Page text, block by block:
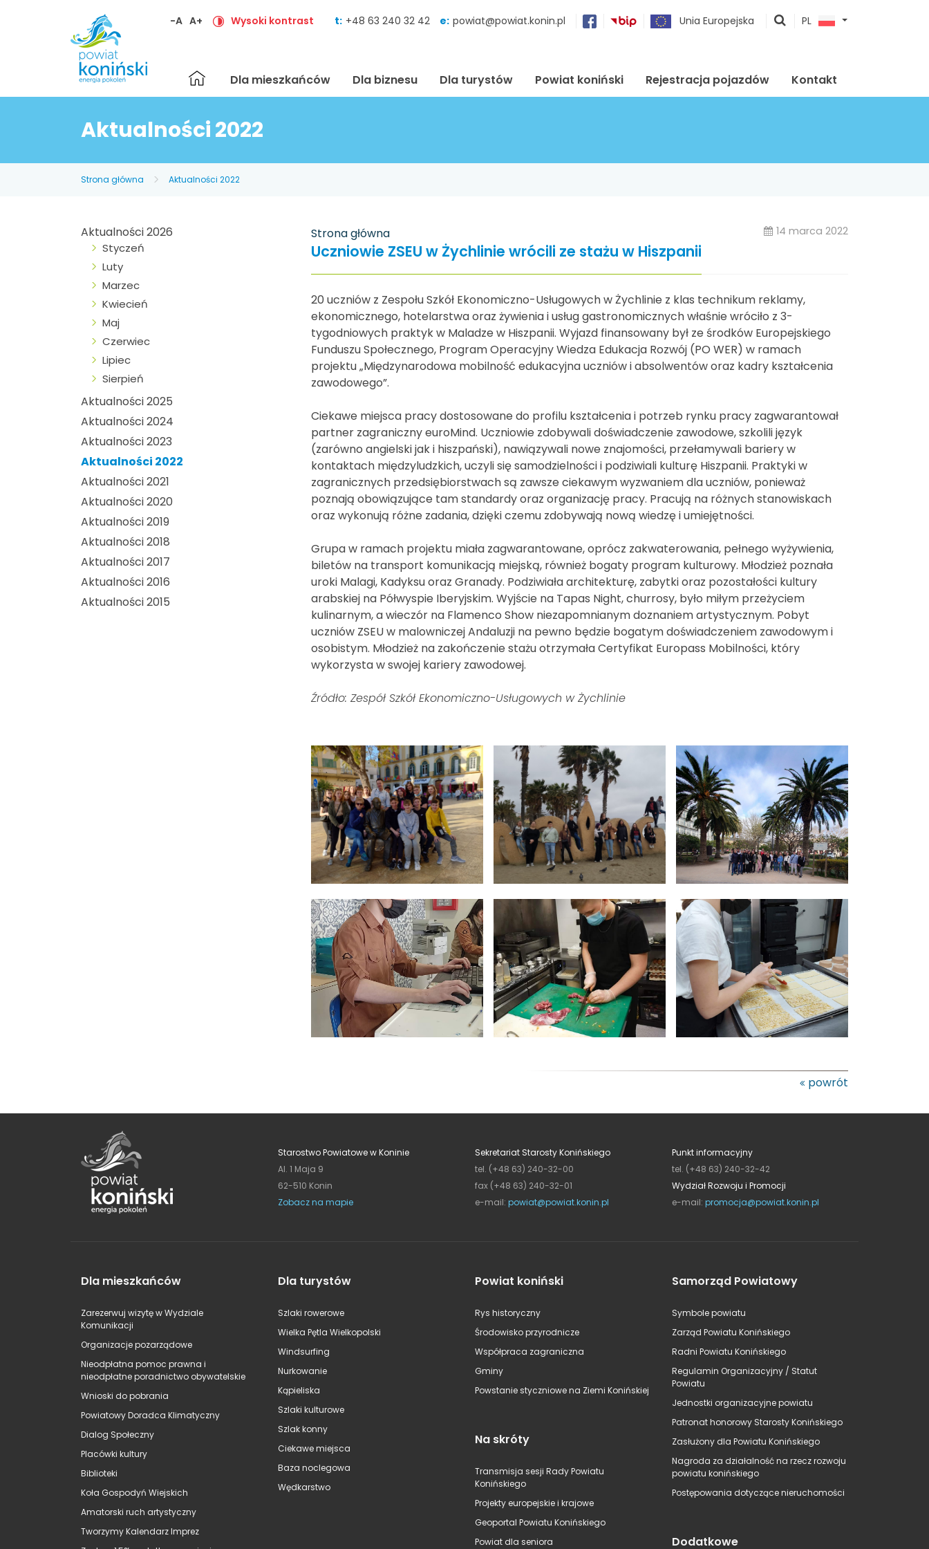
-A A+ Wysoki kontrast t: +48 63 240 32 42 e: powiat@powiat.konin.pl Unia Europejska
pokaż
PL
Strona
główna
Dla mieszkańców Dla biznesu Dla turystów Powiat koniński Rejestracja pojazdów Kontakt
Aktualności 2022
Strona główna Aktualności 2022
Aktualności 2026
Styczeń
Luty
Marzec
Kwiecień
Maj
Czerwiec
Lipiec
Sierpień
Aktualności 2025
Aktualności 2024
Aktualności 2023
Aktualności 2022
Aktualności 2021
Aktualności 2020
Aktualności 2019
Aktualności 2018
Aktualności 2017
Aktualności 2016
Aktualności 2015
Strona główna 14 marca 2022
Uczniowie ZSEU w Żychlinie wrócili ze stażu w Hiszpanii
20 uczniów z Zespołu Szkół Ekonomiczno-Usługowych w Żychlinie z klas technikum reklamy,
ekonomicznego, hotelarstwa oraz żywienia i usług gastronomicznych właśnie wróciło z 3-
tygodniowych praktyk w Maladze w Hiszpanii. Wyjazd finansowany był ze środków Europejskiego
Funduszu Społecznego, Program Operacyjny Wiedza Edukacja Rozwój (PO WER) w ramach
projektu „Międzynarodowa mobilność edukacyjna uczniów i absolwentów oraz kadry kształcenia
zawodowego”.
Ciekawe miejsca pracy dostosowane do profilu kształcenia i potrzeb rynku pracy zagwarantował
partner zagraniczny euroMind. Uczniowie zdobywali doświadczenie zawodowe, szkolili język
(zarówno angielski jak i hiszpański), nawiązywali nowe znajomości, przełamywali bariery w
kontaktach międzyludzkich, uczyli się samodzielności i podziwiali kulturę Hiszpanii. Praktyki w
zagranicznych przedsiębiorstwach są zawsze ciekawym wyzwaniem dla uczniów, ponieważ
poznają obowiązujące tam standardy oraz organizację pracy. Pracują na różnych stanowiskach
oraz wykonują różne zadania, dzięki czemu zdobywają nową wiedzę i umiejętności.
Grupa w ramach projektu miała zagwarantowane, oprócz zakwaterowania, pełnego wyżywienia,
biletów na transport komunikacją miejską, również bogaty program kulturowy. Młodzież poznała
uroki Malagi, Kadyksu oraz Granady. Podziwiała architekturę, zabytki oraz pozostałości kultury
arabskiej na Półwyspie Iberyjskim. Wyjście na Tapas Night, churrosy, było miłym przeżyciem
kulinarnym, a wieczór na Flamenco Show niezapomnianym doznaniem artystycznym. Pobyt
uczniów ZSEU w malowniczej Andaluzji na pewno będzie bogatym doświadczeniem zawodowym i
osobistym. Młodzież na zakończenie stażu otrzymała Certyfikat Europass Mobilności, który
wykorzysta w swojej kariery zawodowej.
Źródło: Zespół Szkół Ekonomiczno-Usługowych w Żychlinie
powrót
Starostwo Powiatowe w Koninie
Al. 1 Maja 9
62-510 Konin
Zobacz na mapie
Sekretariat Starosty Konińskiego
tel. (+48 63) 240-32-00
fax (+48 63) 240-32-01
e-mail: powiat@powiat.konin.pl
Punkt informacyjny
tel. (+48 63) 240-32-42
Wydział Rozwoju i Promocji
e-mail: promocja@powiat.konin.pl
Dla mieszkańców
Zarezerwuj wizytę w Wydziale
Komunikacji
Organizacje pozarządowe
Nieodpłatna pomoc prawna i
nieodpłatne poradnictwo obywatelskie
Wnioski do pobrania
Powiatowy Doradca Klimatyczny
Dialog Społeczny
Placówki kultury
Biblioteki
Koła Gospodyń Wiejskich
Amatorski ruch artystyczny
Tworzymy Kalendarz Imprez
Dla turystów
Szlaki rowerowe
Wielka Pętla Wielkopolski
Windsurfing
Nurkowanie
Kąpieliska
Szlaki kulturowe
Szlak konny
Ciekawe miejsca
Baza noclegowa
Wędkarstwo
Powiat koniński
Rys historyczny
Środowisko przyrodnicze
Współpraca zagraniczna
Gminy
Powstanie styczniowe na Ziemi Konińskiej
Na skróty
Transmisja sesji Rady Powiatu
Konińskiego
Projekty europejskie i krajowe
Geoportal Powiatu Konińskiego
Powiat dla seniora
Samorząd Powiatowy
Symbole powiatu
Zarząd Powiatu Konińskiego
Radni Powiatu Konińskiego
Regulamin Organizacyjny / Statut
Powiatu
Jednostki organizacyjne powiatu
Patronat honorowy Starosty Konińskiego
Zasłużony dla Powiatu Konińskiego
Nagroda za działalność na rzecz rozwoju
powiatu konińskiego
Postępowania dotyczące nieruchomości
Dodatkowe